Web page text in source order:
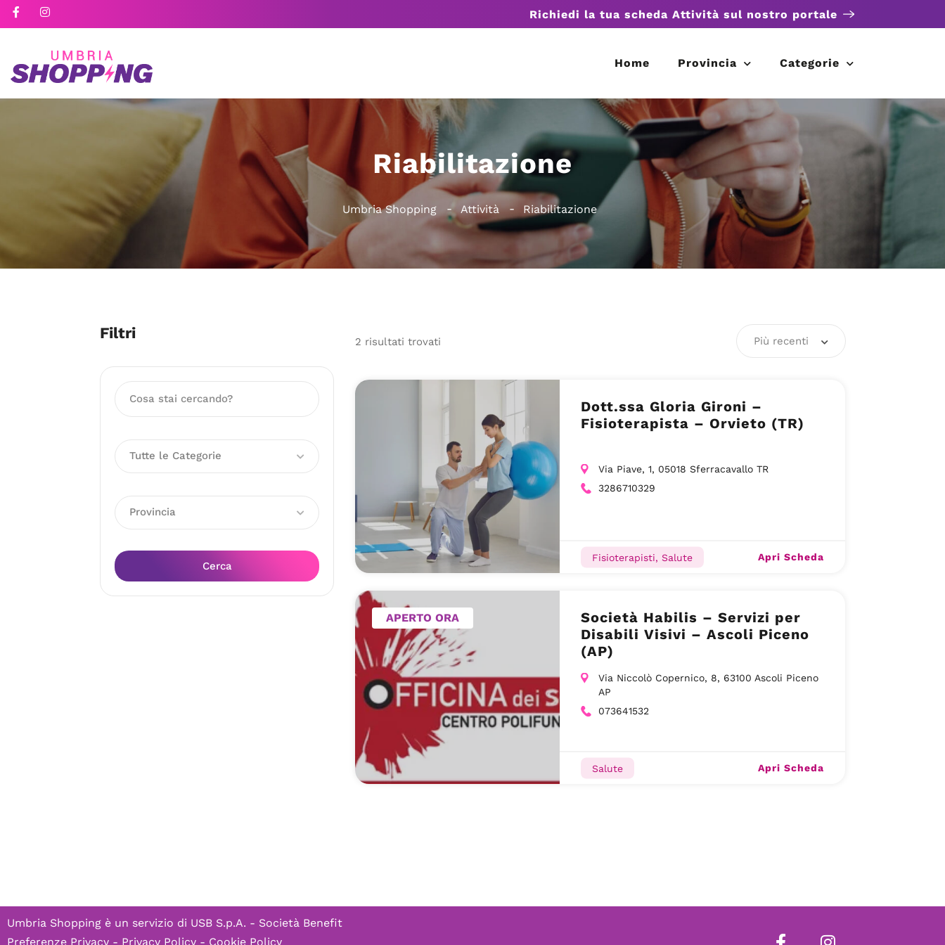
Richiedi la tua scheda Attività sul nostro portale
Home Provincia Categorie
Riabilitazione
Umbria Shopping Attività Riabilitazione
Filtri
Tutte le Categorie
Provincia
Cerca
2 risultati trovati Più recenti
Dott.ssa Gloria Gironi –
Fisioterapista – Orvieto (TR)
Via Piave, 1, 05018 Sferracavallo TR
3286710329
Fisioterapisti, Salute Apri Scheda
APERTO ORA
Società Habilis – Servizi per
Disabili Visivi – Ascoli Piceno
(AP)
Via Niccolò Copernico, 8, 63100 Ascoli Piceno
AP
073641532
Salute Apri Scheda
Umbria Shopping è un servizio di USB S.p.A. - Società Benefit
Preferenze Privacy - Privacy Policy - Cookie Policy